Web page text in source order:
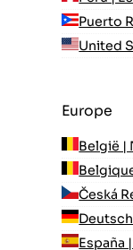
Puerto
United
Europe
België |
Česká
España